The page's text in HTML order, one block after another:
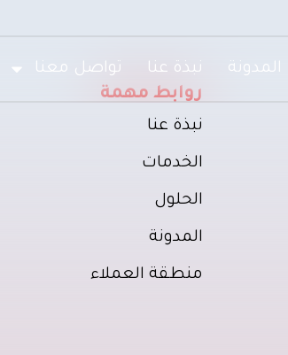
المدونة نبذة عنا تواصل معنا
روابط مهمة
نبذة عنا
الخدمات
الحلول
المدونة
منطقة العملاء